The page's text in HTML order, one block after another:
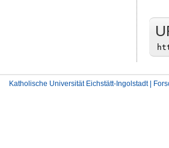
Katholische Universität Eichstätt-Ingolstadt |